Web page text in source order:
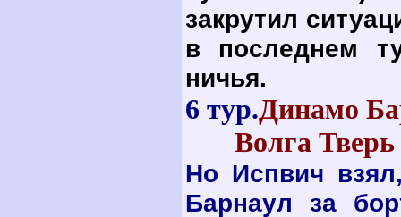
закрутил
в последнем
ничья.
6 тур.Динамо
Волга
Но Испвич
Барнаул за